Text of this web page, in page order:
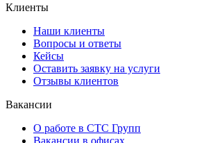
Клиенты
Наши клиенты
Вопросы и ответы
Кейсы
Оставить заявку на услуги
Отзывы клиентов
Вакансии
О работе в СТС Групп
Вакансии в офисах